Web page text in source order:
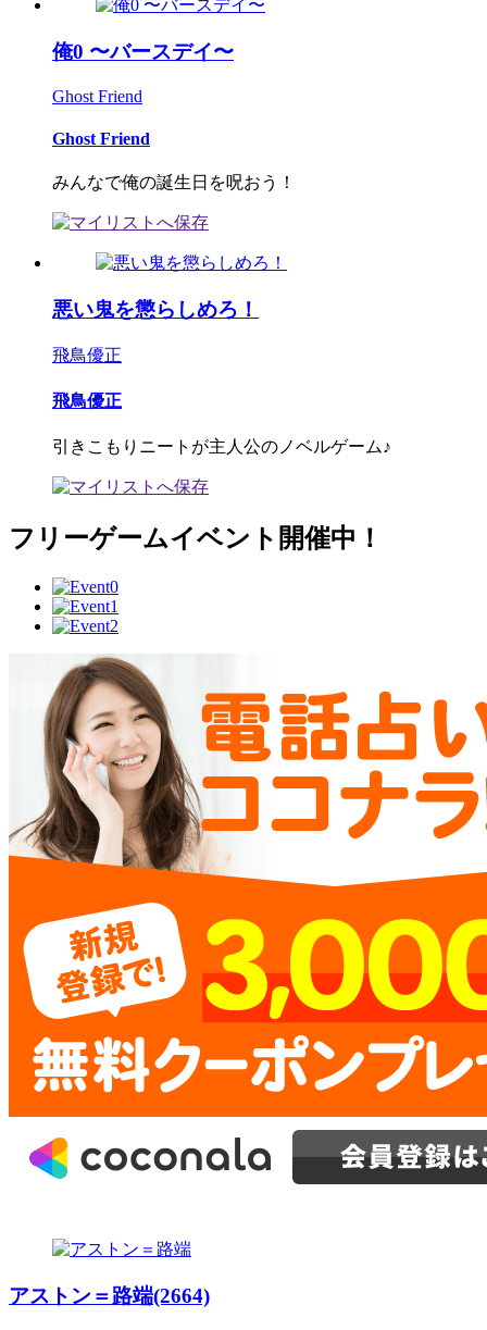
俺0 〜バースデイ〜
Ghost Friend
Ghost Friend
みんなで俺の誕生日を呪おう！
悪い鬼を懲らしめろ！
飛鳥優正
飛鳥優正
引きこもりニートが主人公のノベルゲーム♪
フリーゲームイベント開催中！
アストン＝路端(2664)